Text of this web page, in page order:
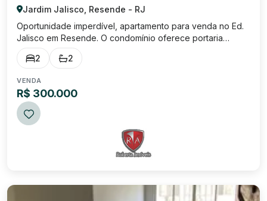
Jardim Jalisco, Resende - RJ
Oportunidade imperdível, apartamento para venda no Ed.
Jalisco em Resende. O condomínio oferece portaria
eletrônica, academia, área de lazer com 2 piscinas e
churrasqueira, salão de festas, câmeras, 3 elevadores e
2 2
VENDA
R$ 300.000